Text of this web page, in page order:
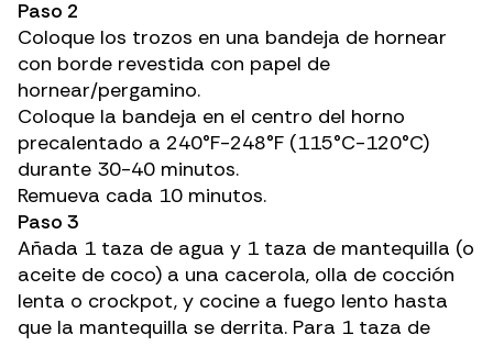
Paso 2
Coloque los trozos en una bandeja de hornear
con borde revestida con papel de
hornear/pergamino.
Coloque la bandeja en el centro del horno
precalentado a 240°F-248°F (115°C-120°C)
durante 30-40 minutos.
Remueva cada 10 minutos.
Paso 3
Añada 1 taza de agua y 1 taza de mantequilla (o
aceite de coco) a una cacerola, olla de cocción
lenta o crockpot, y cocine a fuego lento hasta
que la mantequilla se derrita. Para 1 taza de